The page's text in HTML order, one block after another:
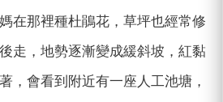
在那裡種杜鵑花，草坪也經常修
走，地勢逐漸變成緩斜坡，紅黏
，會看到附近有一座人工池塘，